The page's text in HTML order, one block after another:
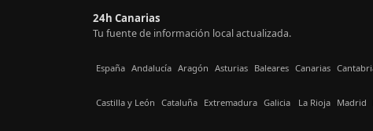
24h Canarias
Tu fuente de información local actualizada.
España Andalucía Aragón Asturias Baleares Canarias
Castilla y León Cataluña Extremadura Galicia La Rioja Madrid